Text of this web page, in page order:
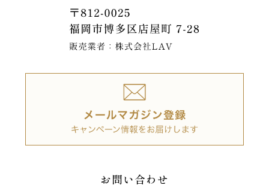
お問い合わせ